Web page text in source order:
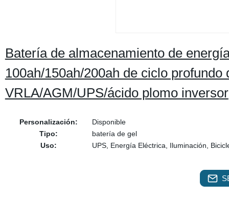
Batería de almacenamiento de
100ah/150ah/200ah de ciclo
VRLA/AGM/UPS/ácido plomo inversor
Personalización:
Disponible
Tipo:
batería de gel
Uso:
UPS, Energía Eléctrica, Iluminación,